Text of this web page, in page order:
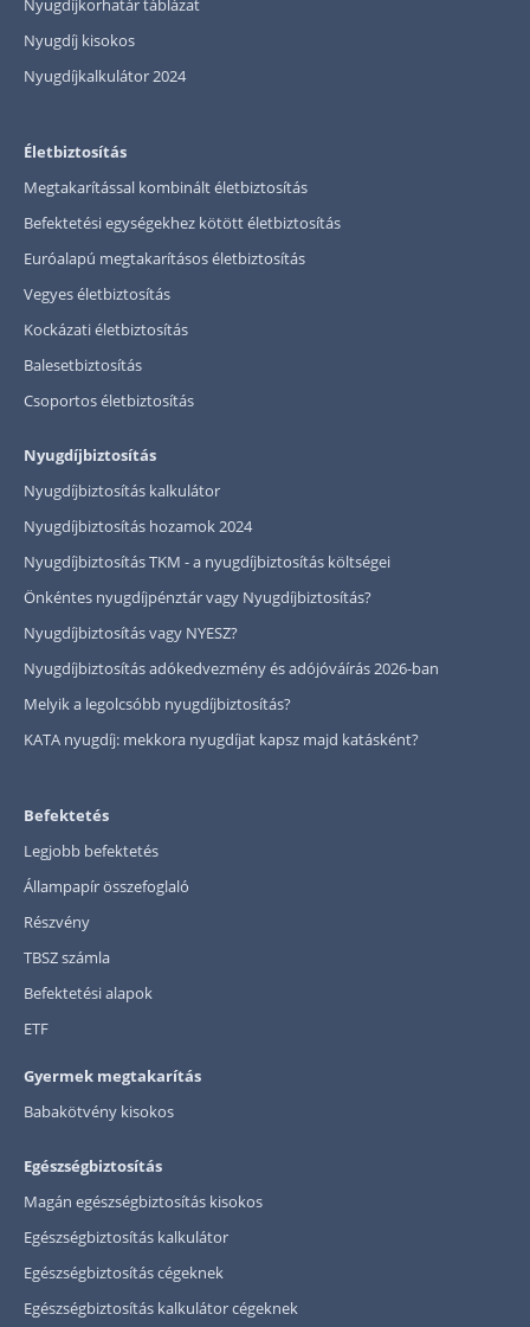
Nyugdíjkorhatár táblázat
Nyugdíj kisokos
Nyugdíjkalkulátor 2024
Életbiztosítás
Megtakarítással kombinált életbiztosítás
Befektetési egységekhez kötött életbiztosítás
Euróalapú megtakarításos életbiztosítás
Vegyes életbiztosítás
Kockázati életbiztosítás
Balesetbiztosítás
Csoportos életbiztosítás
Nyugdíjbiztosítás
Nyugdíjbiztosítás kalkulátor
Nyugdíjbiztosítás hozamok 2024
Nyugdíjbiztosítás TKM - a nyugdíjbiztosítás költségei
Önkéntes nyugdíjpénztár vagy Nyugdíjbiztosítás?
Nyugdíjbiztosítás vagy NYESZ?
Nyugdíjbiztosítás adókedvezmény és adójóváírás 2026-ban
Melyik a legolcsóbb nyugdíjbiztosítás?
KATA nyugdíj: mekkora nyugdíjat kapsz majd katásként?
Befektetés
Legjobb befektetés
Állampapír összefoglaló
Részvény
TBSZ számla
Befektetési alapok
ETF
Gyermek megtakarítás
Babakötvény kisokos
Egészségbiztosítás
Magán egészségbiztosítás kisokos
Egészségbiztosítás kalkulátor
Egészségbiztosítás cégeknek
Egészségbiztosítás kalkulátor cégeknek